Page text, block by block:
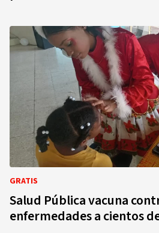
GRATIS
Salud Pública vacuna
enfermedades a cientos